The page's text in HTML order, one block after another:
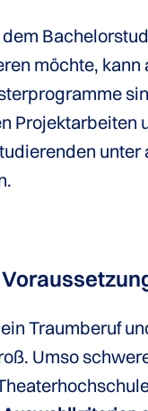
möchte,
Projektarbeiten
Traumberuf
Umso